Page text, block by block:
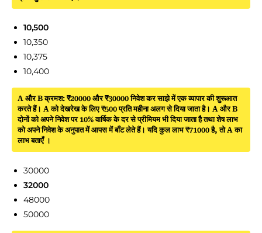
10,500
10,350
10,375
10,400
A और B क्रमश: ₹20000 और ₹30000 निवेश कर साझे में एक व्यापार की शुरूआत
करते हैं। A को देखरेख के लिए ₹500 प्रति महीना अलग से दिया जाता है। A और B
दोनों को अपने निवेश पर 10% वार्षिक के दर से प्रीमियम भी दिया जाता है तथा शेष लाभ
को अपने निवेश के अनुपात में आपस में बाँट लेते हैं। यदि कुल लाभ ₹71000 है, तो A का
लाभ बताएँ ।
30000
32000
48000
50000